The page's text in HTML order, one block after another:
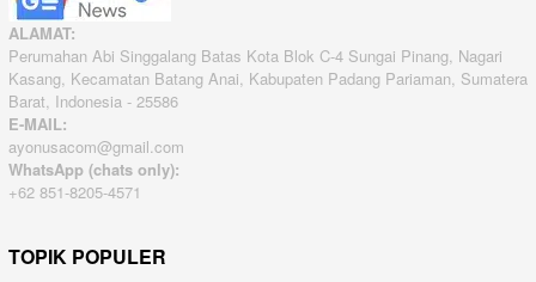
ALAMAT:
Perumahan Abi Singgalang Batas Kota Blok C-4 Sungai Pinang, Nagari
Kasang, Kecamatan Batang Anai, Kabupaten Padang Pariaman, Sumatera
Barat, Indonesia - 25586
E-MAIL:
ayonusacom@gmail.com
WhatsApp (chats only):
+62 851-8205-4571
TOPIK POPULER